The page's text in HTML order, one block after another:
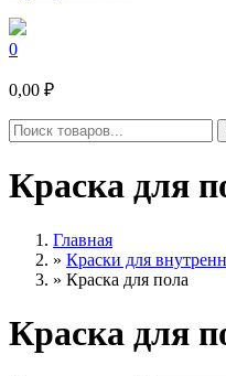
0
0,00 ₽
Краска для
Главная
» Краски для
» Краска для пола
Краска для